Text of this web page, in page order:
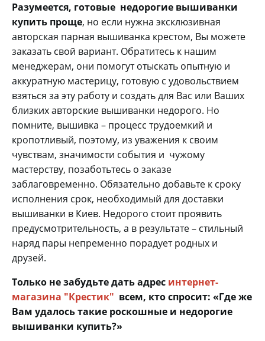
Разумеется, готовые недорогие вышиванки
купить проще, но если нужна эксклюзивная
авторская парная вышиванка крестом, Вы можете
заказать свой вариант. Обратитесь к нашим
менеджерам, они помогут отыскать опытную и
аккуратную мастерицу, готовую с удовольствием
взяться за эту работу и создать для Вас или Ваших
близких авторские вышиванки недорого. Но
помните, вышивка – процесс трудоемкий и
кропотливый, поэтому, из уважения к своим
чувствам, значимости события и чужому
мастерству, позаботьтесь о заказе
заблаговременно. Обязательно добавьте к сроку
исполнения срок, необходимый для доставки
вышиванки в Киев. Недорого стоит проявить
предусмотрительность, а в результате – стильный
наряд пары непременно порадует родных и
друзей.
Только не забудьте дать адрес интернет-
магазина "Крестик" всем, кто спросит: «Где же
Вам удалось такие роскошные и недорогие
вышиванки купить?»